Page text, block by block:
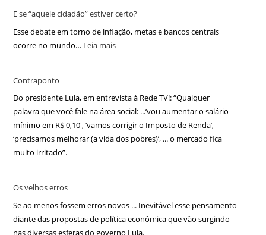
E se “aquele cidadão” estiver certo?
Esse debate em torno de inflação, metas e bancos centrais
ocorre no mundo… Leia mais
Contraponto
Do presidente Lula, em entrevista à Rede TV!: “Qualquer
palavra que você fale na área social: ...‘vou aumentar o salário
mínimo em R$ 0,10′, ‘vamos corrigir o Imposto de Renda’,
‘precisamos melhorar (a vida dos pobres)’, ... o mercado fica
muito irritado”.
Os velhos erros
Se ao menos fossem erros novos ... Inevitável esse pensamento
diante das propostas de política econômica que vão surgindo
nas diversas esferas do governo Lula.